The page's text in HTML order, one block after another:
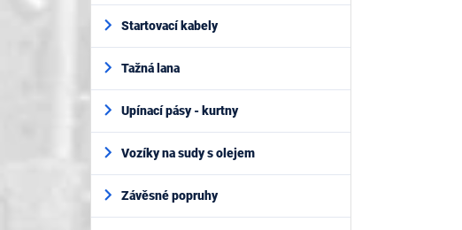
Startovací kabely
Tažná lana
Upínací pásy - kurtny
Vozíky na sudy s olejem
Závěsné popruhy